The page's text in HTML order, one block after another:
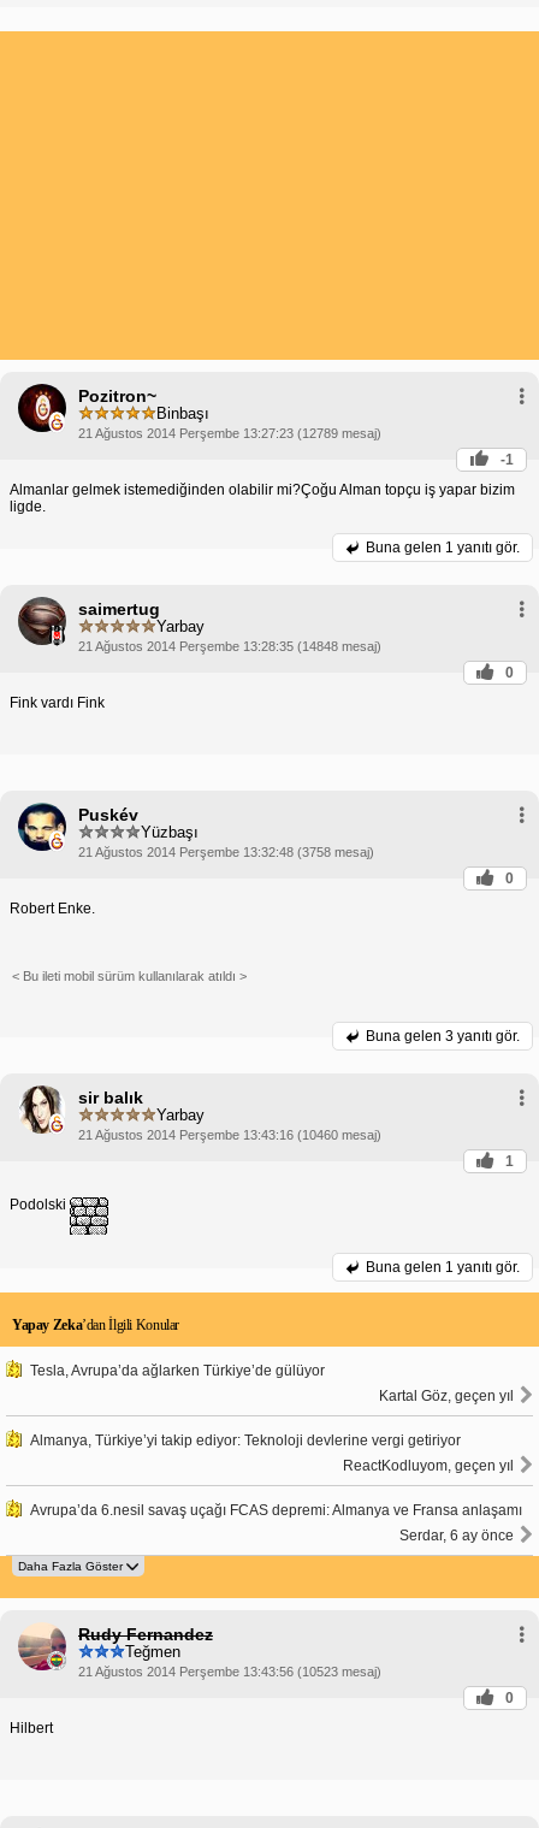
Pozitron~
Binbaşı
21 Ağustos 2014 Perşembe 13:27:23 (12789 mesaj)
-1
Almanlar gelmek istemediğinden olabilir mi?Çoğu Alman topçu iş yapar bizim
ligde.
Buna gelen 1 yanıtı gör.
saimertug
Yarbay
21 Ağustos 2014 Perşembe 13:28:35 (14848 mesaj)
0
Fink vardı Fink
Puskév
Yüzbaşı
21 Ağustos 2014 Perşembe 13:32:48 (3758 mesaj)
0
Robert Enke.
< Bu ileti mobil sürüm kullanılarak atıldı >
Buna gelen 3 yanıtı gör.
sir balık
Yarbay
21 Ağustos 2014 Perşembe 13:43:16 (10460 mesaj)
1
Podolski
Buna gelen 1 yanıtı gör.
Yapay Zeka’dan İlgili Konular
Tesla, Avrupa’da ağlarken Türkiye’de gülüyor
Kartal Göz, geçen yıl
Almanya, Türkiye’yi takip ediyor: Teknoloji devlerine vergi getiriyor
ReactKodluyom, geçen yıl
Avrupa’da 6.nesil savaş uçağı FCAS depremi: Almanya ve Fransa anlaşamı
Serdar, 6 ay önce
Rudy Fernandez
Teğmen
21 Ağustos 2014 Perşembe 13:43:56 (10523 mesaj)
0
Hilbert